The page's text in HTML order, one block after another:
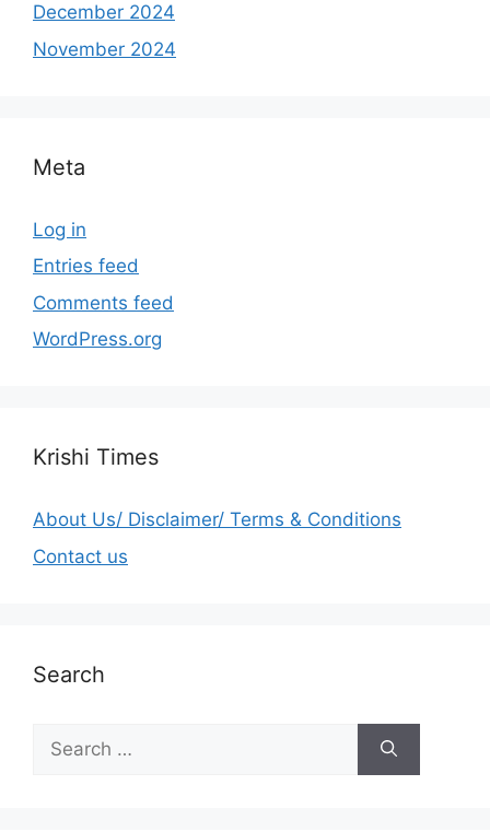
December 2024
November 2024
Meta
Log in
Entries feed
Comments feed
WordPress.org
Krishi Times
About Us/ Disclaimer/ Terms & Conditions
Contact us
Search